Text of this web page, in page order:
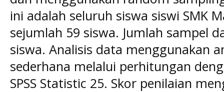
ini adalah seluruh siswa siswi SMK
sejumlah 59 siswa. Jumlah sampel
siswa. Analisis data menggunakan
sederhana melalui perhitungan
SPSS Statistic 25. Skor penilaian